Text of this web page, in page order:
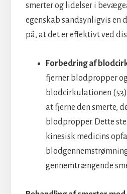
smerter og lidelser i
egenskab sandsynligvis en
på, at det er effektivt ved
Forbedring af
fjerner blodpropper
blodcirkulationen
at fjerne den smerte,
blodpropper. Dette
kinesisk medicins
gennemtrængende